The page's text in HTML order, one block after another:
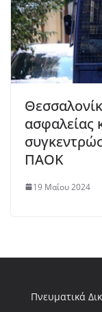
ασφαλείας
ΠΑΟΚ
19 Μαΐου 2024
Πνευματικά